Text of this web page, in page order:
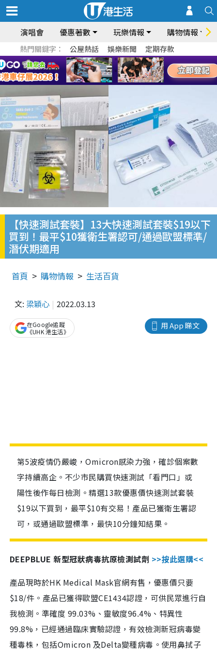
演唱會 優惠著數 玩樂情報 購物情報
熱門關鍵字： 公屋熱話 娛樂新聞 定期存款
【快速測試套裝】13大快速測試套裝$19以下
買到！最平$10獲衛生署認可/通過歐盟標準/
潛伏期適用
首頁 購物情報 生活百貨
文: 梁穎心 2022.03.13
用 App 睇文
在Google追蹤
《UHK 港生活》
第5波疫情仍嚴峻，Omicron感染力強，確診個案數
字持續高企。不少市民購買快速測試「看門口」或
陽性後作每日檢測。精選13款優惠價快速測試套裝
$19以下買到，最平$10有交易！產品已獲衛生署認
可，或通過歐盟標準，最快10分鐘知結果。
DEEPBLUE 新型冠狀病毒抗原檢測試劑 >>按此選購<<
產品現時於HK Medical Mask官網有售，優惠價只要
$18/件。產品已獲得歐盟CE1434認證，可供民眾進行自
我檢測。準確度 99.03%、靈敏度96.4%、特異性
99.8%，已經通過臨床實驗認證，有效檢測新冠病毒變
種毒株，包括Omicron 及Delta變種病毒。使用鼻拭子